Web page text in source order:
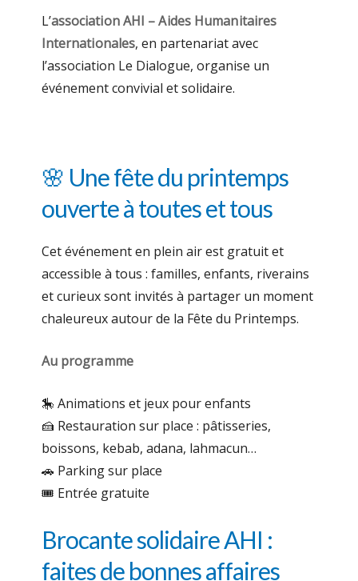
L’association AHI – Aides Humanitaires
Internationales, en partenariat avec
l’association Le Dialogue, organise un
événement convivial et solidaire.
🌸 Une fête du printemps
ouverte à toutes et tous
Cet événement en plein air est gratuit et
accessible à tous : familles, enfants, riverains
et curieux sont invités à partager un moment
chaleureux autour de la Fête du Printemps.
Au programme
🎠 Animations et jeux pour enfants
🍰 Restauration sur place : pâtisseries,
boissons, kebab, adana, lahmacun…
🚗 Parking sur place
🎟️ Entrée gratuite
Brocante solidaire AHI :
faites de bonnes affaires